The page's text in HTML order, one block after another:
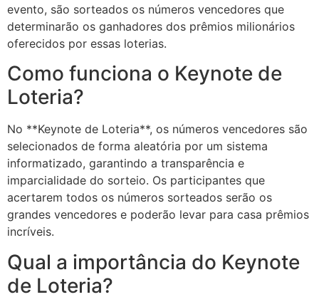
evento, são sorteados os números vencedores que
determinarão os ganhadores dos prêmios milionários
oferecidos por essas loterias.
Como funciona o Keynote de
Loteria?
No **Keynote de Loteria**, os números vencedores são
selecionados de forma aleatória por um sistema
informatizado, garantindo a transparência e
imparcialidade do sorteio. Os participantes que
acertarem todos os números sorteados serão os
grandes vencedores e poderão levar para casa prêmios
incríveis.
Qual a importância do Keynote
de Loteria?